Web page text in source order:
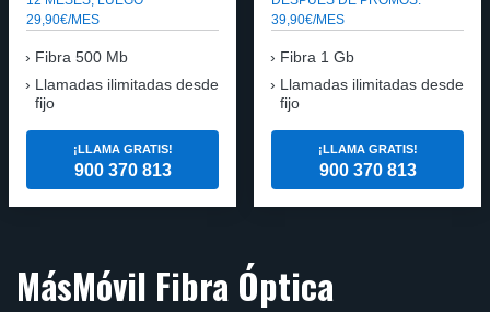
29,90€/MES
Fibra 500 Mb
Llamadas ilimitadas desde
fijo
¡LLAMA GRATIS!
900 370 813
39,90€/MES
Fibra 1 Gb
Llamadas ilimitadas desde
fijo
¡LLAMA GRATIS!
900 370 813
MásMóvil Fibra Óptica